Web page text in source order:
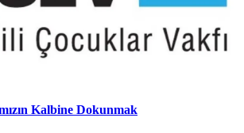
Kalbine Dokunmak